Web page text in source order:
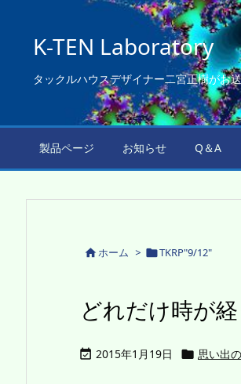
K-TEN Laboratory
タックルハウスデザイナー二宮正樹がお
製品ページ お知らせ Q＆A
ホーム > TKRP"9/12"
どれだけ時が
 2015年1月19日  思い出